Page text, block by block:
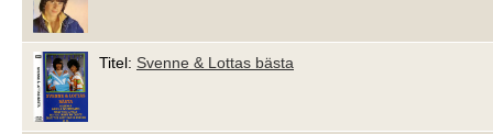
Titel: Svenne & Lottas bästa